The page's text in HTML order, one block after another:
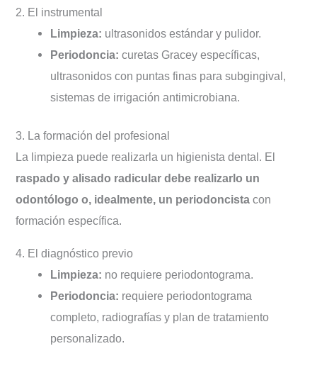
2. El instrumental
Limpieza: ultrasonidos estándar y pulidor.
Periodoncia: curetas Gracey específicas,
ultrasonidos con puntas finas para subgingival,
sistemas de irrigación antimicrobiana.
3. La formación del profesional
La limpieza puede realizarla un higienista dental. El
raspado y alisado radicular debe realizarlo un
odontólogo o, idealmente, un periodoncista con
formación específica.
4. El diagnóstico previo
Limpieza: no requiere periodontograma.
Periodoncia: requiere periodontograma
completo, radiografías y plan de tratamiento
personalizado.